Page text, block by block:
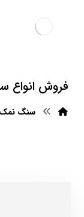
فروش انواع
سنگ نمک